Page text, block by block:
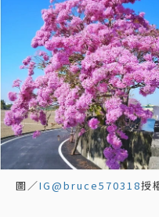
圖／IG@bruce570318授